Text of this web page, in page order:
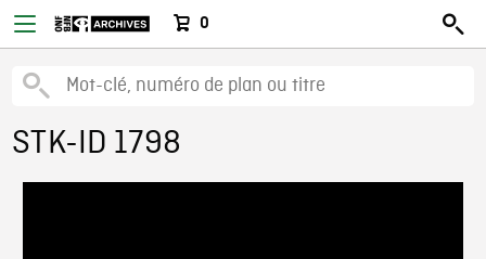
0
STK-ID 1798